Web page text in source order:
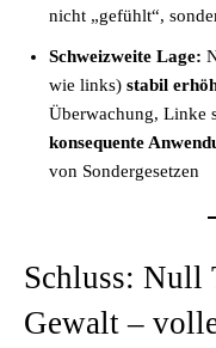
nicht „gefühlt“,
Schweizweite Lage:
wie links) stabil
Überwachung, Linke
konsequente
von Sondergesetzen
Schluss: Null
Gewalt –